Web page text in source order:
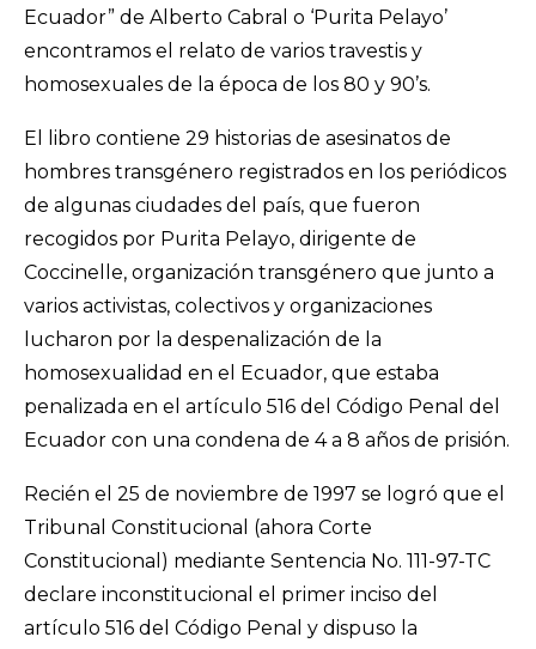
Ecuador” de Alberto Cabral o ‘Purita Pelayo’
encontramos el relato de varios travestis y
homosexuales de la época de los 80 y 90’s.
El libro contiene 29 historias de asesinatos de
hombres transgénero registrados en los periódicos
de algunas ciudades del país, que fueron
recogidos por Purita Pelayo, dirigente de
Coccinelle, organización transgénero que junto a
varios activistas, colectivos y organizaciones
lucharon por la despenalización de la
homosexualidad en el Ecuador, que estaba
penalizada en el artículo 516 del Código Penal del
Ecuador con una condena de 4 a 8 años de prisión.
Recién el 25 de noviembre de 1997 se logró que el
Tribunal Constitucional (ahora Corte
Constitucional) mediante Sentencia No. 111-97-TC
declare inconstitucional el primer inciso del
artículo 516 del Código Penal y dispuso la